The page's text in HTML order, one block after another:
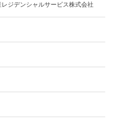
ジデンシャルサービス株式会社